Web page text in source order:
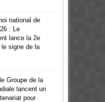
national de
: Le
lance la 2e
signe de la
Groupe de la
lancent un
pour